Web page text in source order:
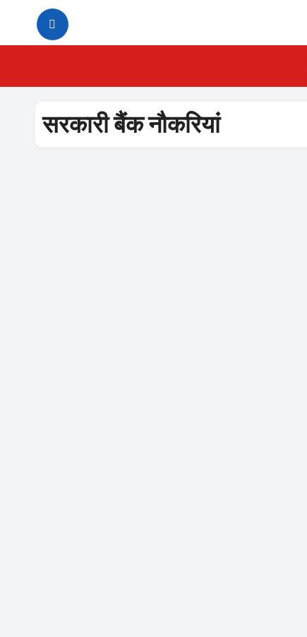
content
सरकारी बैंक नौकरियां